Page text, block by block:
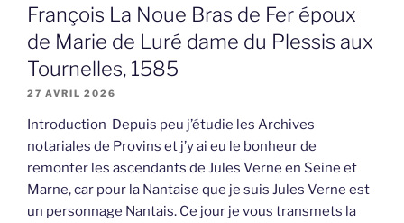
François La Noue Bras de Fer époux
de Marie de Luré dame du Plessis aux
Tournelles, 1585
27 AVRIL 2026
Introduction Depuis peu j’étudie les Archives
notariales de Provins et j’y ai eu le bonheur de
remonter les ascendants de Jules Verne en Seine et
Marne, car pour la Nantaise que je suis Jules Verne est
un personnage Nantais. Ce jour je vous transmets la